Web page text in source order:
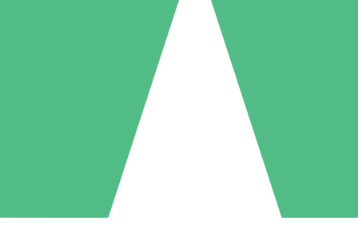
Individuelle Credit-Pakete
nach Bedarf mit Download-Credits. Keine monatliche Verpflichtung